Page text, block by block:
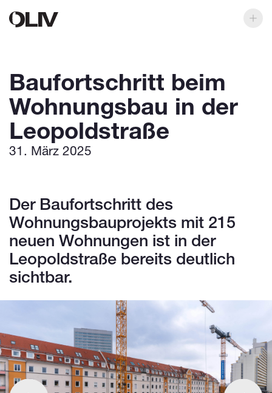
Baufortschritt beim
Wohnungsbau in der
Leopoldstraße
31. März 2025
Der Baufortschritt des
Wohnungsbauprojekts mit 215
neuen Wohnungen ist in der
Leopoldstraße bereits deutlich
sichtbar.